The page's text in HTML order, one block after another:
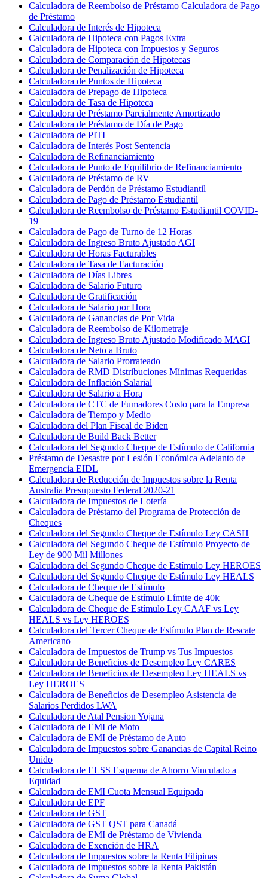
Calculadora de Reembolso de Préstamo Calculadora de Pago
de Préstamo
Calculadora de Interés de Hipoteca
Calculadora de Hipoteca con Pagos Extra
Calculadora de Hipoteca con Impuestos y Seguros
Calculadora de Comparación de Hipotecas
Calculadora de Penalización de Hipoteca
Calculadora de Puntos de Hipoteca
Calculadora de Prepago de Hipoteca
Calculadora de Tasa de Hipoteca
Calculadora de Préstamo Parcialmente Amortizado
Calculadora de Préstamo de Día de Pago
Calculadora de PITI
Calculadora de Interés Post Sentencia
Calculadora de Refinanciamiento
Calculadora de Punto de Equilibrio de Refinanciamiento
Calculadora de Préstamo de RV
Calculadora de Perdón de Préstamo Estudiantil
Calculadora de Pago de Préstamo Estudiantil
Calculadora de Reembolso de Préstamo Estudiantil COVID-
19
Calculadora de Pago de Turno de 12 Horas
Calculadora de Ingreso Bruto Ajustado AGI
Calculadora de Horas Facturables
Calculadora de Tasa de Facturación
Calculadora de Días Libres
Calculadora de Salario Futuro
Calculadora de Gratificación
Calculadora de Salario por Hora
Calculadora de Ganancias de Por Vida
Calculadora de Reembolso de Kilometraje
Calculadora de Ingreso Bruto Ajustado Modificado MAGI
Calculadora de Neto a Bruto
Calculadora de Salario Prorrateado
Calculadora de RMD Distribuciones Mínimas Requeridas
Calculadora de Inflación Salarial
Calculadora de Salario a Hora
Calculadora de CTC de Fumadores Costo para la Empresa
Calculadora de Tiempo y Medio
Calculadora del Plan Fiscal de Biden
Calculadora de Build Back Better
Calculadora del Segundo Cheque de Estímulo de California
Préstamo de Desastre por Lesión Económica Adelanto de
Emergencia EIDL
Calculadora de Reducción de Impuestos sobre la Renta
Australia Presupuesto Federal 2020-21
Calculadora de Impuestos de Lotería
Calculadora de Préstamo del Programa de Protección de
Cheques
Calculadora del Segundo Cheque de Estímulo Ley CASH
Calculadora del Segundo Cheque de Estímulo Proyecto de
Ley de 900 Mil Millones
Calculadora del Segundo Cheque de Estímulo Ley HEROES
Calculadora del Segundo Cheque de Estímulo Ley HEALS
Calculadora de Cheque de Estímulo
Calculadora de Cheque de Estímulo Límite de 40k
Calculadora de Cheque de Estímulo Ley CAAF vs Ley
HEALS vs Ley HEROES
Calculadora del Tercer Cheque de Estímulo Plan de Rescate
Americano
Calculadora de Impuestos de Trump vs Tus Impuestos
Calculadora de Beneficios de Desempleo Ley CARES
Calculadora de Beneficios de Desempleo Ley HEALS vs
Ley HEROES
Calculadora de Beneficios de Desempleo Asistencia de
Salarios Perdidos LWA
Calculadora de Atal Pension Yojana
Calculadora de EMI de Moto
Calculadora de EMI de Préstamo de Auto
Calculadora de Impuestos sobre Ganancias de Capital Reino
Unido
Calculadora de ELSS Esquema de Ahorro Vinculado a
Equidad
Calculadora de EMI Cuota Mensual Equipada
Calculadora de EPF
Calculadora de GST
Calculadora de GST QST para Canadá
Calculadora de EMI de Préstamo de Vivienda
Calculadora de Exención de HRA
Calculadora de Impuestos sobre la Renta Filipinas
Calculadora de Impuestos sobre la Renta Pakistán